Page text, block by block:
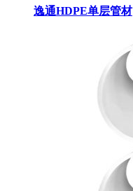
逸通HDPE单层管材